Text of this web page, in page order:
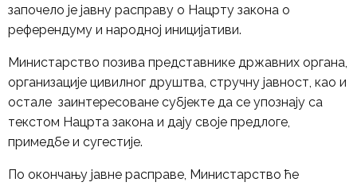
започело је јавну расправу о Нацрту закона о
референдуму и народној иницијативи.
Министарство позива представнике државних органа,
организације цивилног друштва, стручну јавност, као и
остале заинтересоване субјекте да се упознају са
текстом Нацрта закона и дају своје предлоге,
примедбе и сугестије.
По окончању јавне расправе, Министарство ће